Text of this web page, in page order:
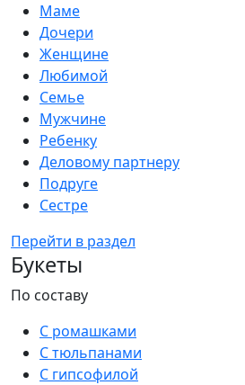
Маме
Дочери
Женщине
Любимой
Семье
Мужчине
Ребенку
Деловому партнеру
Подруге
Сестре
Перейти в раздел
Букеты
По составу
С ромашками
С тюльпанами
С гипсофилой